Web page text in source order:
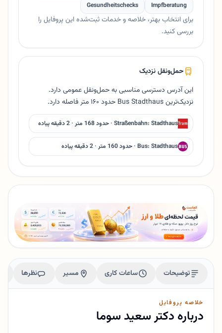
Impfberatung
Gesundheitschecks
برای انتخاب بهتر، خلاصه و خدمات ثبت‌شده این پروفایل را
بررسی کنید.
حمل‌ونقل نزدیک
این آدرس دسترسی مناسبی به حمل‌ونقل عمومی دارد.
نزدیک‌ترین Bus Stadthaus حدود ۱۶۰ متر فاصله دارد.
Straßenbahn: Stadthaus · حدود 168 متر · 2 دقیقه پیاده
Bus: Stadthaus · حدود 160 متر · 2 دقیقه پیاده
توضیحات ساعات کاری مسیر نظرها
خلاصه پروفایل
درباره دکتر سعید سوما